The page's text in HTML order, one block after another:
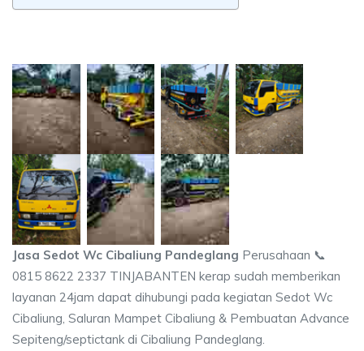
Jasa Sedot Wc Cibaliung Pandeglang Perusahaan 📞
0815 8622 2337 TINJABANTEN kerap sudah memberikan
layanan 24jam dapat dihubungi pada kegiatan Sedot Wc
Cibaliung, Saluran Mampet Cibaliung & Pembuatan Advance
Sepiteng/septictank di Cibaliung Pandeglang.